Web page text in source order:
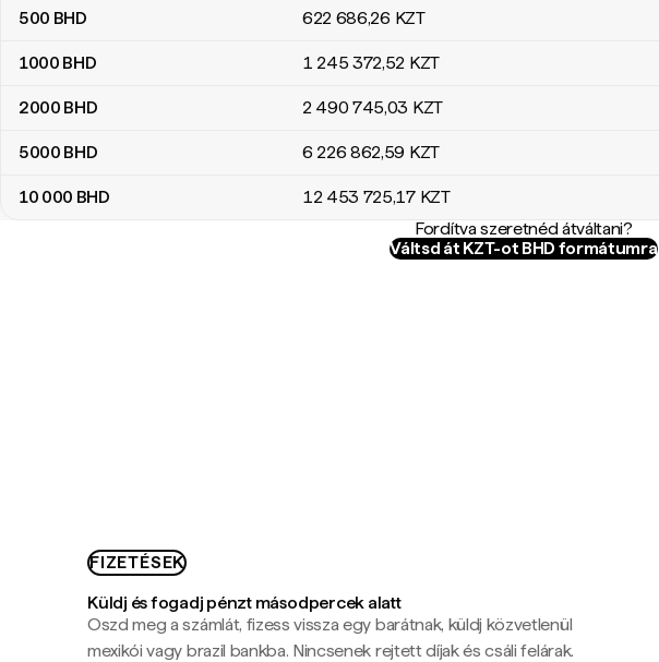
500 BHD 622 686,26 KZT
1000 BHD 1 245 372,52 KZT
2000 BHD 2 490 745,03 KZT
5000 BHD 6 226 862,59 KZT
10 000 BHD 12 453 725,17 KZT
Fordítva szeretnéd átváltani?
Váltsd át KZT-ot BHD formátumra
FIZETÉSEK
Küldj és fogadj pénzt másodpercek alatt
Oszd meg a számlát, fizess vissza egy barátnak, küldj közvetlenül
mexikói vagy brazil bankba. Nincsenek rejtett díjak és csáli felárak.